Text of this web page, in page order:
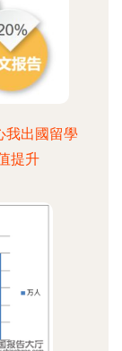
我出國留學
提升